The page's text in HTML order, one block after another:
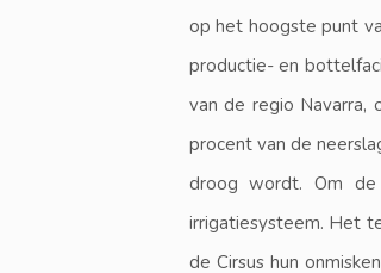
op het hoogste punt
productie- en
van de regio
procent van de
droog wordt. Om
irrigatiesysteem. Het
de Cirsus hun